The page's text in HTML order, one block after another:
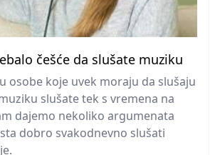
češće da slušate muziku
osobe koje uvek moraju da slušaju
slušate tek s vremena na
dajemo nekoliko argumenata
dobro svakodnevno slušati